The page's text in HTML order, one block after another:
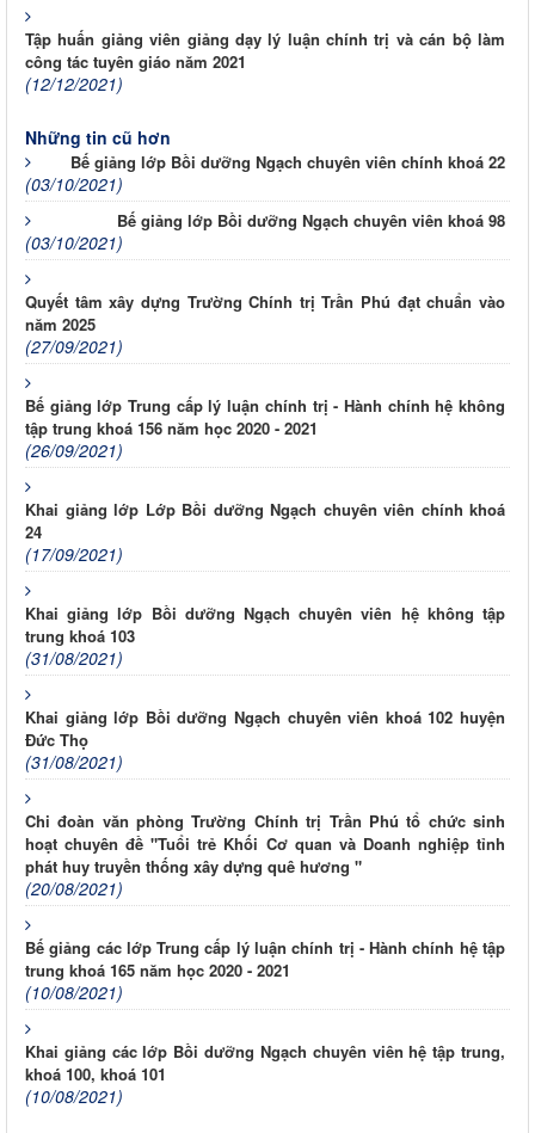
Tập huấn giảng viên giảng dạy lý luận chính trị và cán bộ làm
công tác tuyên giáo năm 2021
(12/12/2021)
Những tin cũ hơn
Bế giảng lớp Bồi dưỡng Ngạch chuyên viên chính khoá 22
(03/10/2021)
Bế giảng lớp Bồi dưỡng Ngạch chuyên viên khoá 98
(03/10/2021)
Quyết tâm xây dựng Trường Chính trị Trần Phú đạt chuẩn vào
năm 2025
(27/09/2021)
Bế giảng lớp Trung cấp lý luận chính trị - Hành chính hệ không
tập trung khoá 156 năm học 2020 - 2021
(26/09/2021)
Khai giảng lớp Lớp Bồi dưỡng Ngạch chuyên viên chính khoá
24
(17/09/2021)
Khai giảng lớp Bồi dưỡng Ngạch chuyên viên hệ không tập
trung khoá 103
(31/08/2021)
Khai giảng lớp Bồi dưỡng Ngạch chuyên viên khoá 102 huyện
Đức Thọ
(31/08/2021)
Chi đoàn văn phòng Trường Chính trị Trần Phú tổ chức sinh
hoạt chuyên đề "Tuổi trẻ Khối Cơ quan và Doanh nghiệp tỉnh
phát huy truyền thống xây dựng quê hương "
(20/08/2021)
Bế giảng các lớp Trung cấp lý luận chính trị - Hành chính hệ tập
trung khoá 165 năm học 2020 - 2021
(10/08/2021)
Khai giảng các lớp Bồi dưỡng Ngạch chuyên viên hệ tập trung,
khoá 100, khoá 101
(10/08/2021)